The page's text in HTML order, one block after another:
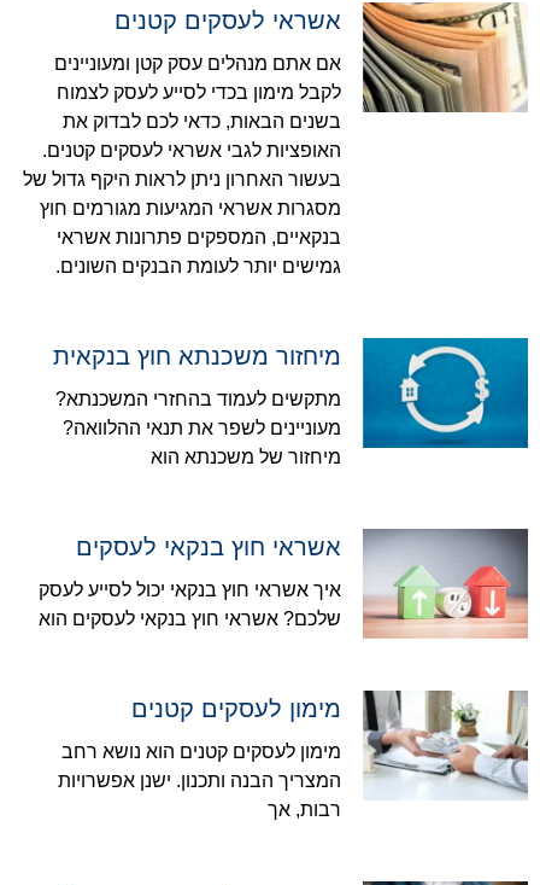
אשראי לעסקים קטנים
אם אתם מנהלים עסק קטן ומעוניינים
לקבל מימון בכדי לסייע לעסק לצמוח
בשנים הבאות, כדאי לכם לבדוק את
האופציות לגבי אשראי לעסקים קטנים.
בעשור האחרון ניתן לראות היקף גדול של
מסגרות אשראי המגיעות מגורמים חוץ
בנקאיים, המספקים פתרונות אשראי
גמישים יותר לעומת הבנקים השונים.
מיחזור משכנתא חוץ בנקאית
מתקשים לעמוד בהחזרי המשכנתא?
מעוניינים לשפר את תנאי ההלוואה?
מיחזור של משכנתא הוא
אשראי חוץ בנקאי לעסקים
איך אשראי חוץ בנקאי יכול לסייע לעסק
שלכם? אשראי חוץ בנקאי לעסקים הוא
מימון לעסקים קטנים
מימון לעסקים קטנים הוא נושא רחב
המצריך הבנה ותכנון. ישנן אפשרויות
רבות, אך